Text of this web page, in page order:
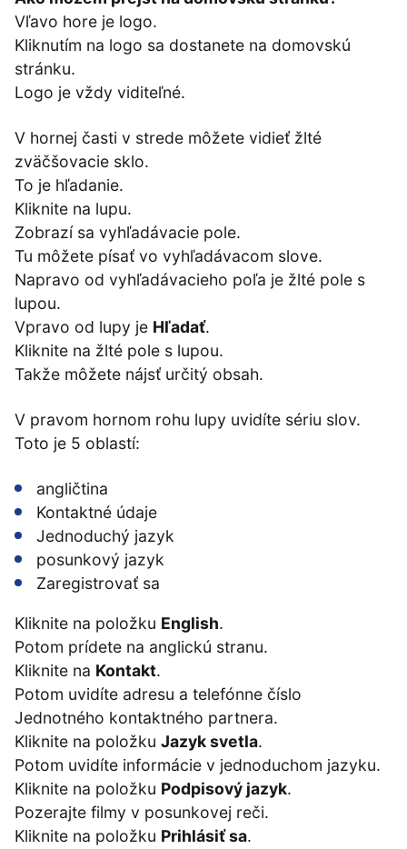
Vľavo hore je logo.
Kliknutím na logo sa dostanete na domovskú
stránku.
Logo je vždy viditeľné.
V hornej časti v strede môžete vidieť žlté
zväčšovacie sklo.
To je hľadanie.
Kliknite na lupu.
Zobrazí sa vyhľadávacie pole.
Tu môžete písať vo vyhľadávacom slove.
Napravo od vyhľadávacieho poľa je žlté pole s
lupou.
Vpravo od lupy je Hľadať.
Kliknite na žlté pole s lupou.
Takže môžete nájsť určitý obsah.
V pravom hornom rohu lupy uvidíte sériu slov.
Toto je 5 oblastí:
angličtina
Kontaktné údaje
Jednoduchý jazyk
posunkový jazyk
Zaregistrovať sa
Kliknite na položku English.
Potom prídete na anglickú stranu.
Kliknite na Kontakt.
Potom uvidíte adresu a telefónne číslo
Jednotného kontaktného partnera.
Kliknite na položku Jazyk svetla.
Potom uvidíte informácie v jednoduchom jazyku.
Kliknite na položku Podpisový jazyk.
Pozerajte filmy v posunkovej reči.
Kliknite na položku Prihlásiť sa.